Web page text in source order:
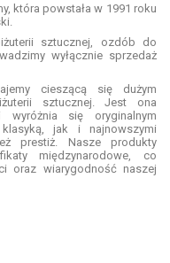
która powstała w 1991 roku
sztucznej, ozdób do
wyłącznie sprzedaż
cieszącą się dużym
sztucznej. Jest ona
się oryginalnym
jak i najnowszymi
prestiż. Nasze produkty
międzynarodowe, co
oraz wiarygodność naszej